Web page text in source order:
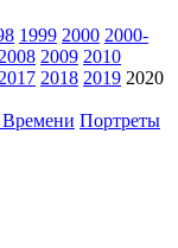
1999 2000 2000-
2008 2009 2010
2017 2018 2019 2020
Портреты